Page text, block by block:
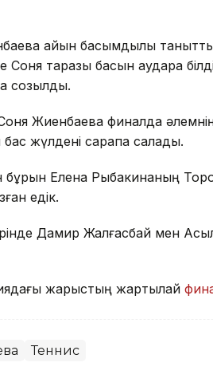
айқын басымдылық
Соня таразы басын аудара
созылды.
Жиенбаева финалда
жүлдені сарапқа салады.
бұрын Елена Рыбакинаның
едік.
Дамир Жалғасбай мен
жарыстың жартылай
Теннис